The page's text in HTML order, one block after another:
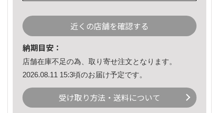
近くの店舗を確認する
納期目安：
店舗在庫不足の為、取り寄せ注文となります。
2026.08.11 15:3頃のお届け予定です。
受け取り方法・送料について